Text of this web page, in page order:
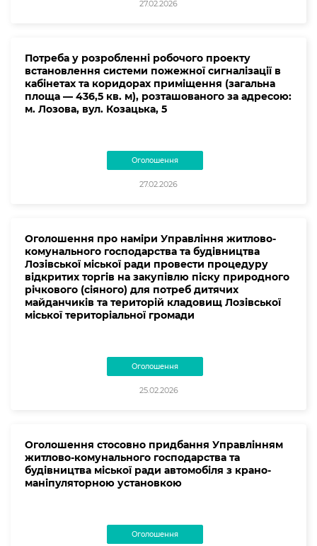
27.02.2026
Потреба у розробленні робочого проекту
встановлення системи пожежної сигналізації в
кабінетах та коридорах приміщення (загальна
площа — 436,5 кв. м), розташованого за адресою:
м. Лозова, вул. Козацька, 5
Оголошення
27.02.2026
Оголошення про наміри Управління житлово-
комунального господарства та будівництва
Лозівської міської ради провести процедуру
відкритих торгів на закупівлю піску природного
річкового (сіяного) для потреб дитячих
майданчиків та територій кладовищ Лозівської
міської територіальної громади
Оголошення
25.02.2026
Оголошення стосовно придбання Управлінням
житлово-комунального господарства та
будівництва міської ради автомобіля з крано-
маніпуляторною установкою
Оголошення